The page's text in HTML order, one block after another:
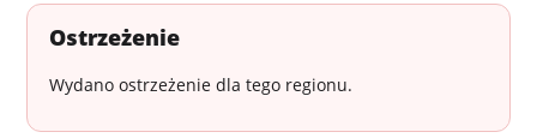
Ostrzeżenie
Wydano ostrzeżenie dla tego regionu.